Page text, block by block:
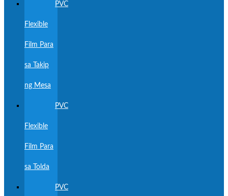
PVC
Flexible
Film Para
sa Takip
ng Mesa
PVC
Flexible
Film Para
sa Tolda
PVC